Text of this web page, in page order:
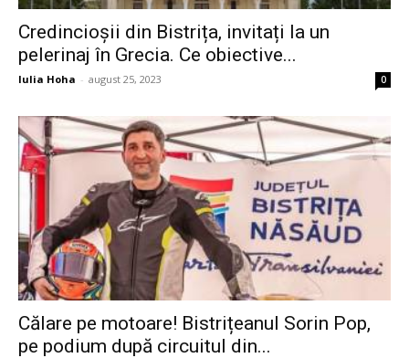
Credincioșii din Bistrița, invitați la un
pelerinaj în Grecia. Ce obiective...
Iulia Hoha - august 25, 2023 0
Călare pe motoare! Bistrițeanul Sorin Pop,
pe podium după circuitul din...